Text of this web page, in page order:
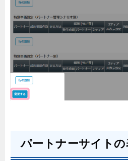
パートナーサイト